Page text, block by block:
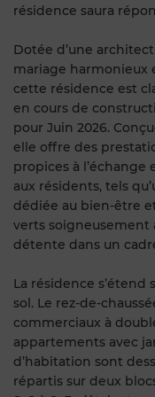
résidence saura
Dotée d’une
mariage
cette résidence est
en cours de
pour Juin 2026.
elle offre des
propices à l’échange
aux résidents, tels
dédiée au bien-être
verts soigneusement
détente dans un
La résidence s’étend
sol. Le rez-de-
commerciaux à
appartements avec
d’habitation sont
répartis sur deux